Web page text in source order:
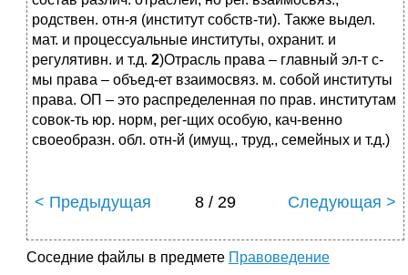
родствен. отн-я (институт собств-ти). Также выдел.
мат. и процессуальные институты, охранит. и
регулятивн. и т.д. 2)Отрасль права – главный эл-т с-
мы права – объед-ет взаимосвяз. м. собой институты
права. ОП – это распределенная по прав. институтам
совок-ть юр. норм, рег-щих особую, кач-венно
своеобразн. обл. отн-й (имущ., труд., семейных и т.д.)
< Предыдущая 8 / 29 Следующая >
Соседние файлы в предмете Правоведение